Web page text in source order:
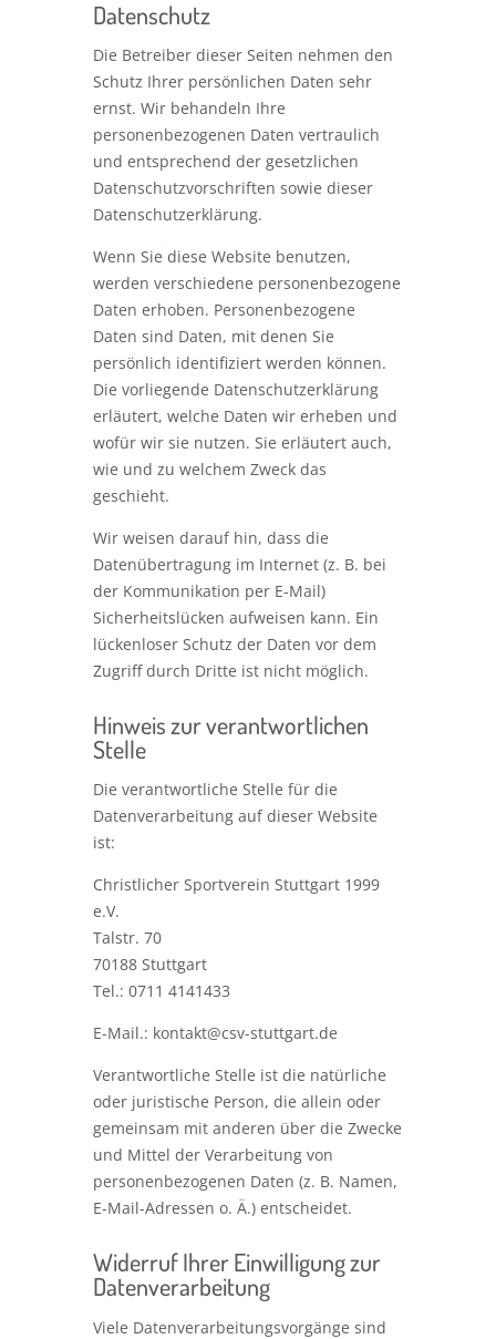
Datenschutz
Die Betreiber dieser Seiten nehmen den
Schutz Ihrer persönlichen Daten sehr
ernst. Wir behandeln Ihre
personenbezogenen Daten vertraulich
und entsprechend der gesetzlichen
Datenschutzvorschriften sowie dieser
Datenschutzerklärung.
Wenn Sie diese Website benutzen,
werden verschiedene personenbezogene
Daten erhoben. Personenbezogene
Daten sind Daten, mit denen Sie
persönlich identifiziert werden können.
Die vorliegende Datenschutzerklärung
erläutert, welche Daten wir erheben und
wofür wir sie nutzen. Sie erläutert auch,
wie und zu welchem Zweck das
geschieht.
Wir weisen darauf hin, dass die
Datenübertragung im Internet (z. B. bei
der Kommunikation per E-Mail)
Sicherheitslücken aufweisen kann. Ein
lückenloser Schutz der Daten vor dem
Zugriff durch Dritte ist nicht möglich.
Hinweis zur verantwortlichen
Stelle
Die verantwortliche Stelle für die
Datenverarbeitung auf dieser Website
ist:
Christlicher Sportverein Stuttgart 1999
e.V.
Talstr. 70
70188 Stuttgart
Tel.: 0711 4141433
E-Mail.: kontakt@csv-stuttgart.de
Verantwortliche Stelle ist die natürliche
oder juristische Person, die allein oder
gemeinsam mit anderen über die Zwecke
und Mittel der Verarbeitung von
personenbezogenen Daten (z. B. Namen,
E-Mail-Adressen o. Ä.) entscheidet.
Widerruf Ihrer Einwilligung zur
Datenverarbeitung
Viele Datenverarbeitungsvorgänge sind